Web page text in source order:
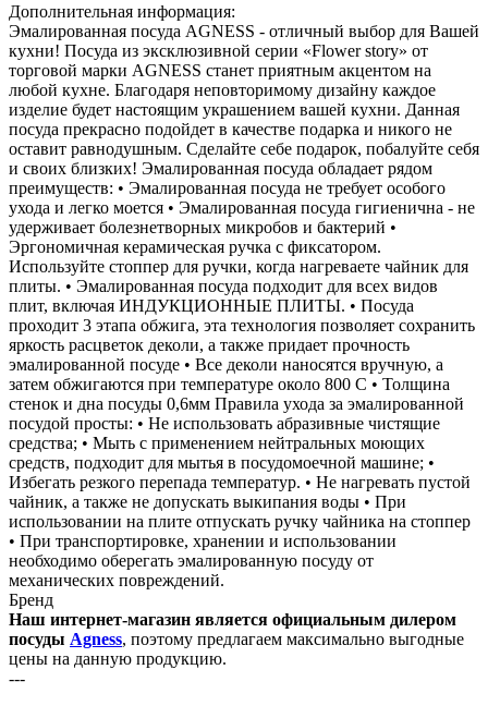
Дополнительная информация:
Эмалированная посуда AGNESS - отличный выбор для Вашей
кухни! Посуда из эксклюзивной серии «Flower story» от
торговой марки AGNESS станет приятным акцентом на
любой кухне. Благодаря неповторимому дизайну каждое
изделие будет настоящим украшением вашей кухни. Данная
посуда прекрасно подойдет в качестве подарка и никого не
оставит равнодушным. Сделайте себе подарок, побалуйте себя
и своих близких! Эмалированная посуда обладает рядом
преимуществ: • Эмалированная посуда не требует особого
ухода и легко моется • Эмалированная посуда гигиенична - не
удерживает болезнетворных микробов и бактерий •
Эргономичная керамическая ручка с фиксатором.
Используйте стоппер для ручки, когда нагреваете чайник для
плиты. • Эмалированная посуда подходит для всех видов
плит, включая ИНДУКЦИОННЫЕ ПЛИТЫ. • Посуда
проходит 3 этапа обжига, эта технология позволяет сохранить
яркость расцветок деколи, а также придает прочность
эмалированной посуде • Все деколи наносятся вручную, а
затем обжигаются при температуре около 800 С • Толщина
стенок и дна посуды 0,6мм Правила ухода за эмалированной
посудой просты: • Не использовать абразивные чистящие
средства; • Мыть с применением нейтральных моющих
средств, подходит для мытья в посудомоечной машине; •
Избегать резкого перепада температур. • Не нагревать пустой
чайник, а также не допускать выкипания воды • При
использовании на плите отпускать ручку чайника на стоппер
• При транспортировке, хранении и использовании
необходимо оберегать эмалированную посуду от
механических повреждений.
Бренд
Наш интернет-магазин является официальным дилером
посуды Agness, поэтому предлагаем максимально выгодные
цены на данную продукцию.
---